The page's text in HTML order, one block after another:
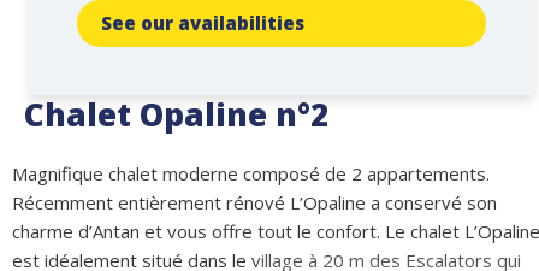
Chalet Opaline n°2
Magnifique chalet moderne composé de 2 appartements.
Récemment entièrement rénové L’Opaline a conservé son
charme d’Antan et vous offre tout le confort. Le chalet L’Opaline
est idéalement situé dans le village à 20 m des Escalators qui
See our availabilities